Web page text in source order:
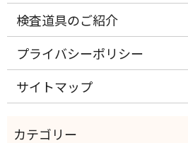
検査道具のご紹介
プライバシーポリシー
サイトマップ